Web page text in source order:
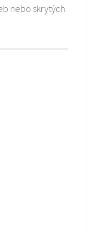
nebo skrytých